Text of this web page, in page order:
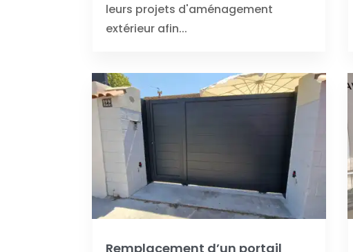
leurs projets d'aménagement
extérieur afin...
Remplacement d’un portail